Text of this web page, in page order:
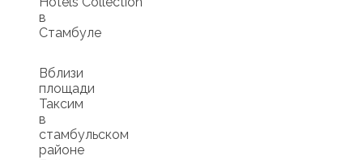
в
Стамбуле
Вблизи
площади
Таксим
в
стамбульском
районе